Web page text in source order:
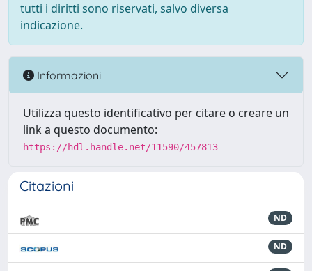
tutti i diritti sono riservati, salvo diversa
indicazione.
Informazioni
Utilizza questo identificativo per citare o creare un
link a questo documento:
https://hdl.handle.net/11590/457813
Citazioni
ND
ND